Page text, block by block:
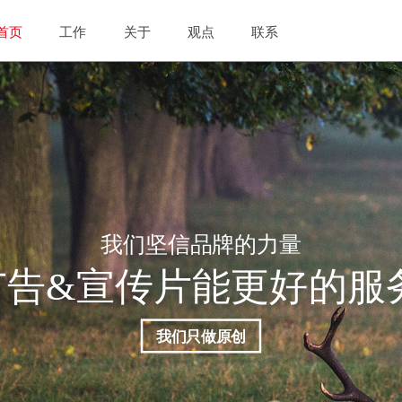
页 工作 关于 观点 联系
我们坚信品牌的力量
&宣传片能更好的服
我们只做原创